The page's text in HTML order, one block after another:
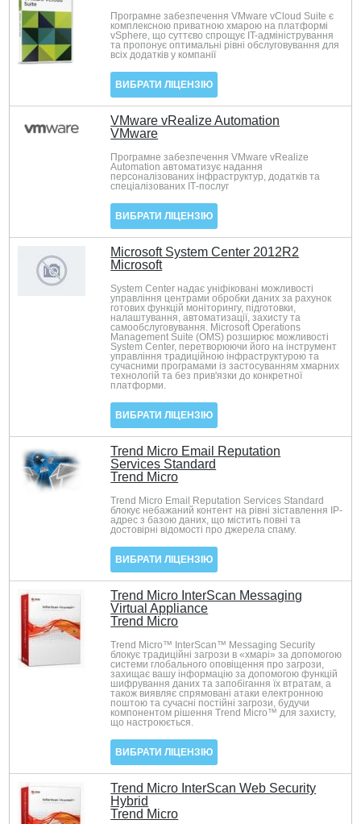
Програмне забезпечення VMware vCloud Suite є
комплексною приватною хмарою на платформі
vSphere, що суттєво спрощує IT-адміністрування
та пропонує оптимальні рівні обслуговування для
всіх додатків у компанії
ВИБРАТИ ЛІЦЕНЗІЮ
VMware vRealize Automation
VMware
Програмне забезпечення VMware vRealize
Automation автоматизує надання
персоналізованих інфраструктур, додатків та
спеціалізованих ІТ-послуг
ВИБРАТИ ЛІЦЕНЗІЮ
Microsoft System Center 2012R2
Microsoft
System Center надає уніфіковані можливості
управління центрами обробки даних за рахунок
готових функцій моніторингу, підготовки,
налаштування, автоматизації, захисту та
самообслуговування. Microsoft Operations
Management Suite (OMS) розширює можливості
System Center, перетворюючи його на інструмент
управління традиційною інфраструктурою та
сучасними програмами із застосуванням хмарних
технологій та без прив'язки до конкретної
платформи.
ВИБРАТИ ЛІЦЕНЗІЮ
Trend Micro Email Reputation
Services Standard
Trend Micro
Trend Micro Email Reputation Services Standard
блокує небажаний контент на рівні зіставлення IP-
адрес з базою даних, що містить повні та
достовірні відомості про джерела спаму.
ВИБРАТИ ЛІЦЕНЗІЮ
Trend Micro InterScan Messaging
Virtual Appliance
Trend Micro
Trend Micro™ InterScan™ Messaging Security
блокує традиційні загрози в «хмарі» за допомогою
системи глобального оповіщення про загрози,
захищає вашу інформацію за допомогою функцій
шифрування даних та запобігання їх втратам, а
також виявляє спрямовані атаки електронною
поштою та сучасні постійні загрози, будучи
компонентом рішення Trend Micro™ для захисту,
що настроюється.
ВИБРАТИ ЛІЦЕНЗІЮ
Trend Micro InterScan Web Security
Hybrid
Trend Micro